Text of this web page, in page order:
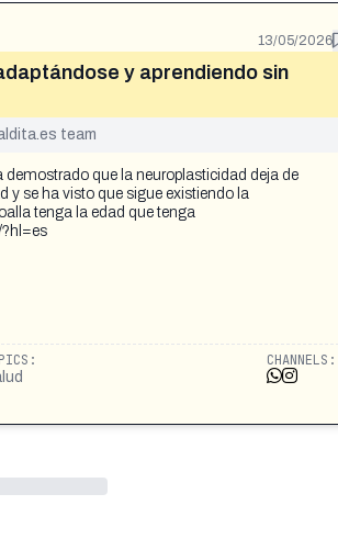
13/05/2026
y aprendiendo sin
team
demostrado que la neuroplasticidad deja de
y se ha visto que sigue existiendo la
tenga la edad que tenga
CHANNELS: